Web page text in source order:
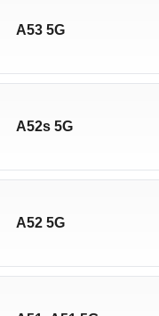
A53 5G
A52s 5G
A52 5G